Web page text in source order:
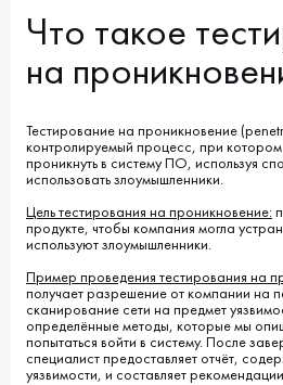
Что такое
на
Тестирование на проникновение
контролируемый процесс, при
проникнуть в систему ПО, используя
использовать злоумышленники.
Цель тестирования на проникновение:
продукте, чтобы компания могла
используют злоумышленники.
Пример проведения тестирования на
получает разрешение от компании на
сканирование сети на предмет
определённые методы, которые мы
попытаться войти в систему. После
специалист предоставляет отчёт,
уязвимости, и составляет